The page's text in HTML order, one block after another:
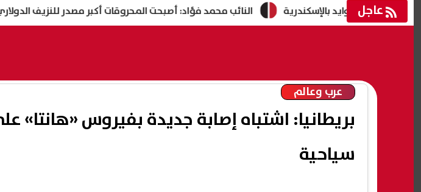
عاجل النائب محمد فؤاد: أصبحت المحروقات أكبر مصدر للنزيف الدولاري في مصر العوايد بالإسكندرية
عرب وعالم
بريطانيا: اشتباه إصابة جديدة بفيروس «هانتا»
سياحية